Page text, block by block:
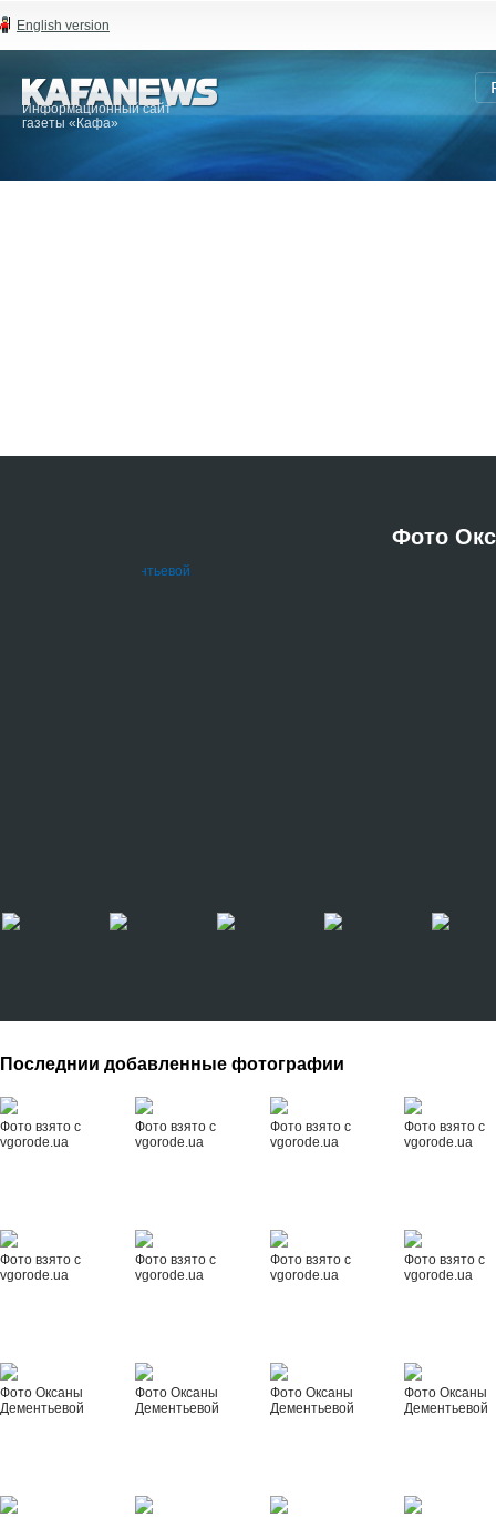
English version
Информационный сайт
газеты «Кафа»
Фото
Последнии добавленные фотографии
Фото взято с
vgorode.ua
Фото взято с
vgorode.ua
Фото взято с
vgorode.ua
Фото взято с
vgorode.ua
Фото взято с
vgorode.ua
Фото взято с
vgorode.ua
Фото взято с
vgorode.ua
Фото взято с
vgorode.ua
Фото Оксаны
Дементьевой
Фото Оксаны
Дементьевой
Фото Оксаны
Дементьевой
Фото Оксаны
Дементьевой